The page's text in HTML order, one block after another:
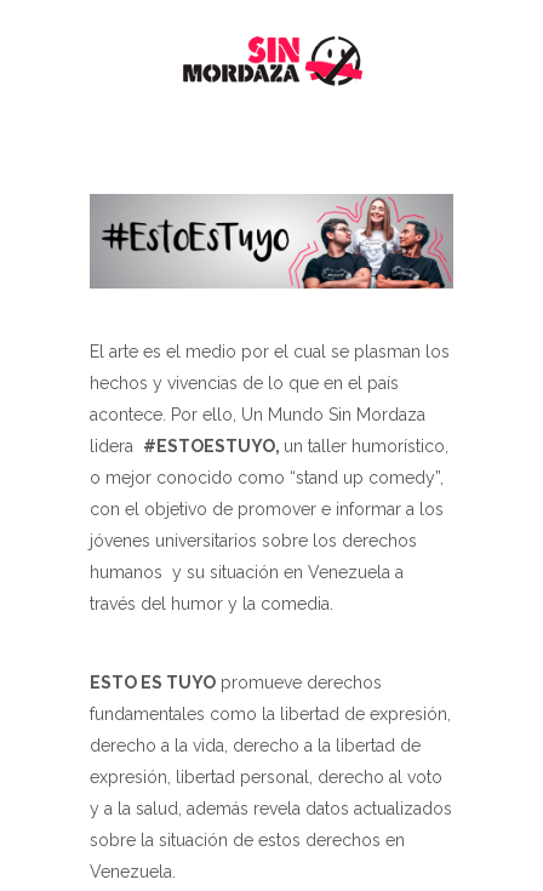
El arte es el medio por el cual se plasman los
hechos y vivencias de lo que en el país
acontece. Por ello, Un Mundo Sin Mordaza
lidera #ESTOESTUYO, un taller humorístico,
o mejor conocido como “stand up comedy”,
con el objetivo de promover e informar a los
jóvenes universitarios sobre los derechos
humanos y su situación en Venezuela a
través del humor y la comedia.
ESTO ES TUYO promueve derechos
fundamentales como la libertad de expresión,
derecho a la vida, derecho a la libertad de
expresión, libertad personal, derecho al voto
y a la salud, además revela datos actualizados
sobre la situación de estos derechos en
Venezuela.